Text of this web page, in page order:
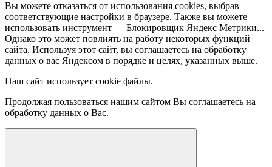
Вы можете отказаться от использования cookies, выбрав
соответствующие настройки в браузере. Также вы можете
использовать инструмент — Блокировщик Яндекс Метрики...
Однако это может повлиять на работу некоторых функций
сайта. Используя этот сайт, вы соглашаетесь на обработку
данных о вас Яндексом в порядке и целях, указанных выше.
Наш сайт использует cookie файлы.
Продолжая пользоваться нашим сайтом Вы соглашаетесь на
обработку данных о Вас.